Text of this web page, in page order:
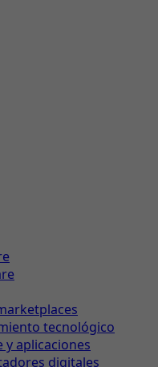
tecnológico
aplicaciones
digitales